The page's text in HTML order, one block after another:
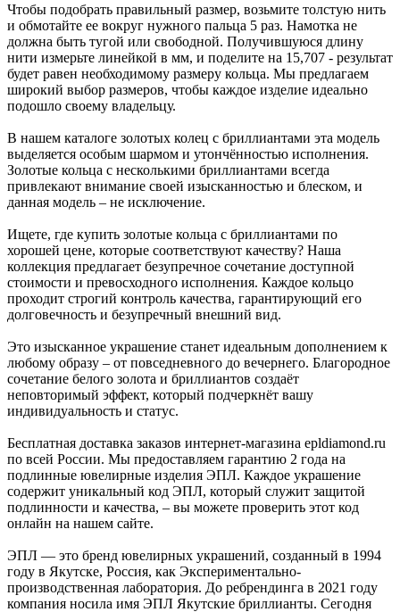
Чтобы подобрать правильный размер, возьмите толстую нить
и обмотайте ее вокруг нужного пальца 5 раз. Намотка не
должна быть тугой или свободной. Получившуюся длину
нити измерьте линейкой в мм, и поделите на 15,707 - результат
будет равен необходимому размеру кольца. Мы предлагаем
широкий выбор размеров, чтобы каждое изделие идеально
подошло своему владельцу.
В нашем каталоге золотых колец с бриллиантами эта модель
выделяется особым шармом и утончённостью исполнения.
Золотые кольца с несколькими бриллиантами всегда
привлекают внимание своей изысканностью и блеском, и
данная модель – не исключение.
Ищете, где купить золотые кольца с бриллиантами по
хорошей цене, которые соответствуют качеству? Наша
коллекция предлагает безупречное сочетание доступной
стоимости и превосходного исполнения. Каждое кольцо
проходит строгий контроль качества, гарантирующий его
долговечность и безупречный внешний вид.
Это изысканное украшение станет идеальным дополнением к
любому образу – от повседневного до вечернего. Благородное
сочетание белого золота и бриллиантов создаёт
неповторимый эффект, который подчеркнёт вашу
индивидуальность и статус.
Бесплатная доставка заказов интернет-магазина epldiamond.ru
по всей России. Мы предоставляем гарантию 2 года на
подлинные ювелирные изделия ЭПЛ. Каждое украшение
содержит уникальный код ЭПЛ, который служит защитой
подлинности и качества, – вы можете проверить этот код
онлайн на нашем сайте.
ЭПЛ — это бренд ювелирных украшений, созданный в 1994
году в Якутске, Россия, как Экспериментально-
производственная лаборатория. До ребрендинга в 2021 году
компания носила имя ЭПЛ Якутские бриллианты. Сегодня